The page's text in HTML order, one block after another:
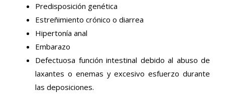
Predisposición genética
Estreñimiento crónico o diarrea
Hipertonía anal
Embarazo
Defectuosa función intestinal debido al abuso de
laxantes o enemas y excesivo esfuerzo durante
las deposiciones.